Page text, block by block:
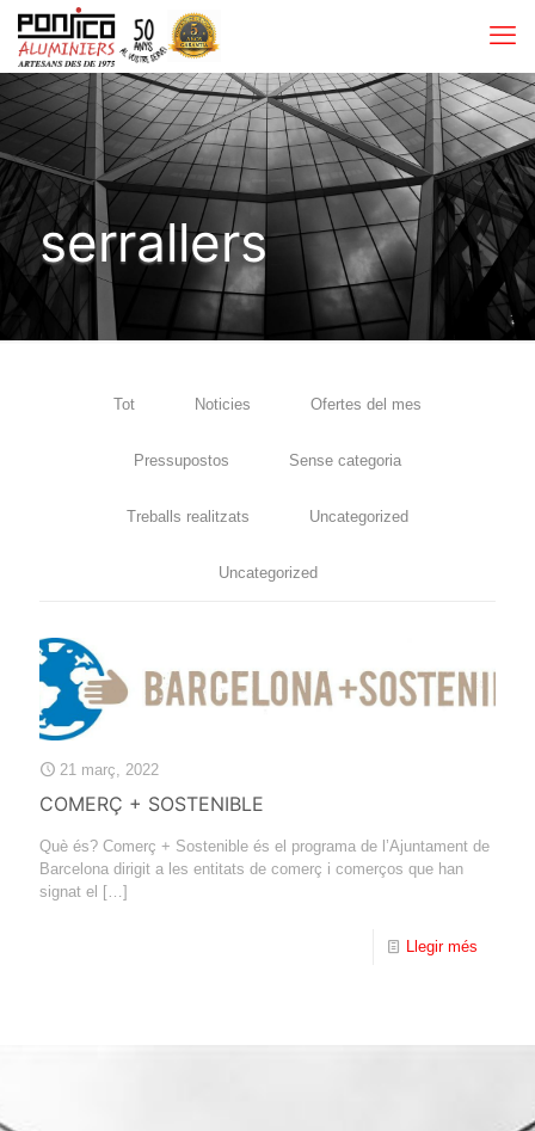
serrallers
Tot Noticies Ofertes del mes
Pressupostos Sense categoria
Treballs realitzats Uncategorized
Uncategorized
21 març, 2022
COMERÇ + SOSTENIBLE
Què és? Comerç + Sostenible és el programa de l’Ajuntament de
Barcelona dirigit a les entitats de comerç i comerços que han
signat el […]
Llegir més